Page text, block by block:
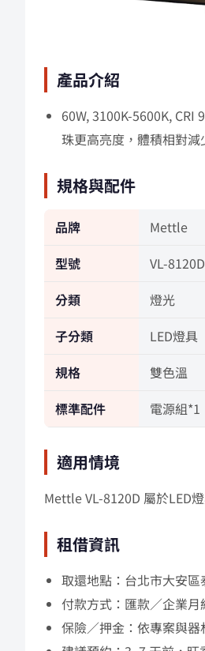
產品介紹
60W, 3100K-5600K,
珠更高亮度，體積相對減
規格與配件
品牌
Mettle
型號
VL-8120D
分類
燈光
子分類
LED燈具
規格
雙色溫
標準配件
電源組*1
適用情境
Mettle VL-8120D 屬於LED
租借資訊
取還地點：台北市大安
付款方式：匯款／企業月
保險／押金：依專案與